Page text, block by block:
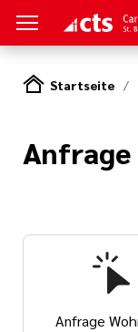
Arbeit
Jahr
Startseite
Anfrage
Anfrage